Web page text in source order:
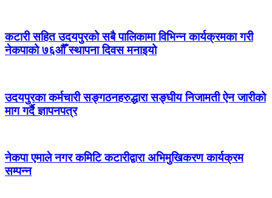
कटारी सहित उदयपुरको सबै पालिकामा विभिन्न कार्यक्रमका गरी
नेकपाको ७६औँ स्थापना दिवस मनाइयो
उदयपुरका कर्मचारी सङ्गठनहरुद्धारा सङ्घीय निजामती ऐन जारीको
माग गर्दै ज्ञापनपत्र
नेकपा एमाले नगर कमिटि कटारीद्वारा अभिमुखिकरण कार्यक्रम
सम्पन्न